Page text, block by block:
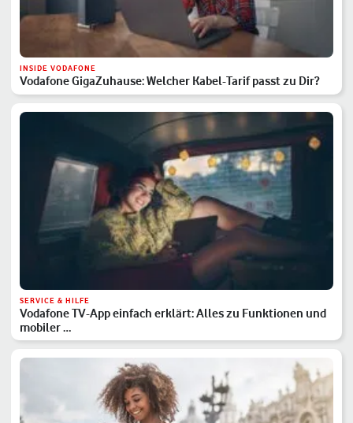
INSIDE VODAFONE
Vodafone GigaZuhause: Welcher Kabel-Tarif passt zu Dir?
SERVICE & HILFE
Vodafone TV-App einfach erklärt: Alles zu Funktionen und
mobiler …